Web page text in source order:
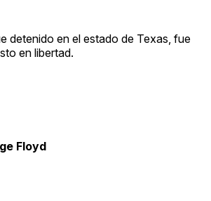
detenido en el estado de Texas, fue
en libertad.
Floyd